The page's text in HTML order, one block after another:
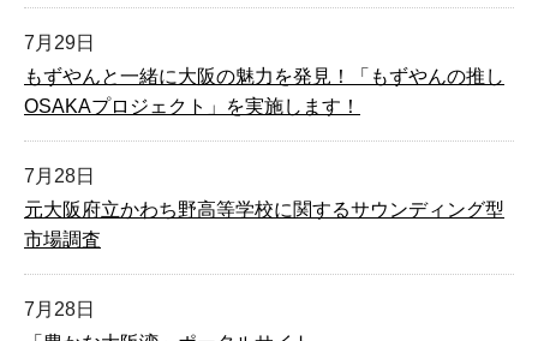
7月29日
もずやんと一緒に大阪の魅力を発見！「もずやんの推し
OSAKAプロジェクト」を実施します！
7月28日
元大阪府立かわち野高等学校に関するサウンディング型
市場調査
7月28日